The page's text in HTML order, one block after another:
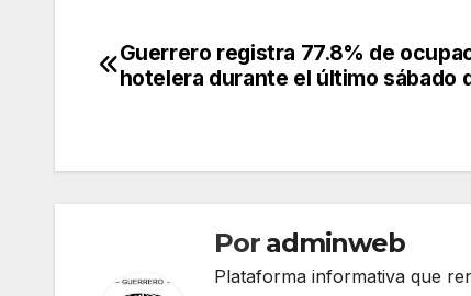
Navegación
Guerrero registra 77.8% de
hotelera durante el último sábado
Por adminweb
Plataforma informativa que